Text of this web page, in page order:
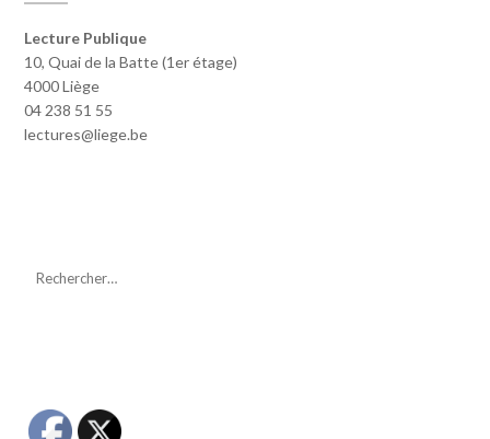
Lecture Publique
10, Quai de la Batte (1er étage)
4000 Liège
04 238 51 55
lectures@liege.be